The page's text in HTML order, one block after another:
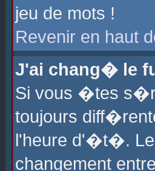
jeu de mots !
Revenir en haut
J'ai chang� le
Si vous �tes s�r
toujours
l'heure d'�t�.
changement